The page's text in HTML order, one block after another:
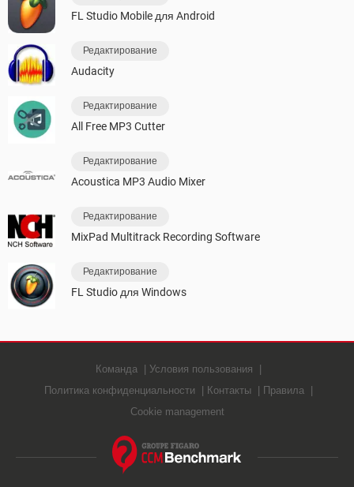
FL Studio Mobile для Android
Редактирование
Audacity
Редактирование
All Free MP3 Cutter
Редактирование
Acoustica MP3 Audio Mixer
Редактирование
MixPad Multitrack Recording Software
Редактирование
FL Studio для Windows
Команда
Условия пользования
Политика конфиденциальности
Контакты
Правила
Cookie management